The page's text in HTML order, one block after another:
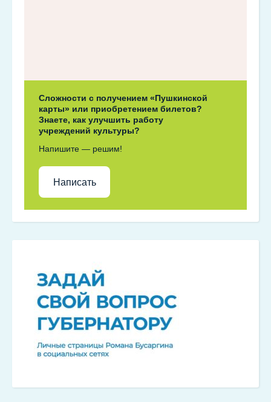
Сложности с получением «Пушкинской
карты» или приобретением билетов?
Знаете, как улучшить работу
учреждений культуры?
Напишите — решим!
Написать